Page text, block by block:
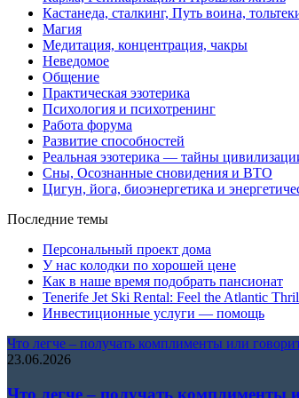
Кастанеда, сталкинг, Путь воина,
Магия
Медитация, концентрация, чакры
Неведомое
Общение
Практическая эзотерика
Психология и психотренинг
Работа форума
Развитие способностей
Реальная эзотерика — тайны
Сны, Осознанные сновидения и ВТО
Цигун, йога, биоэнергетика и
Последние темы
Персональный проект дома
У нас колодки по хорошей цене
Как в наше время подобрать пансионат
Tenerife Jet Ski Rental: Feel the Atlantic
Инвестиционные услуги — помощь
Что легче – получать комплименты или
23.06.2026
Что легче – получать комплименты